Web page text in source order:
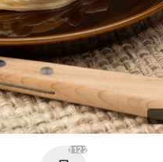
1122